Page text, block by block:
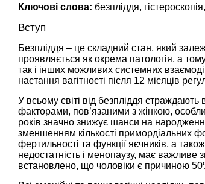
Ключові слова: безпліддя,
Вступ
Безпліддя – це складний стан, який
проявляється як окрема патологія, а
так і інших можливих системних
настання вагітності після 12 місяців
У всьому світі від безпліддя
факторами, пов’язаними з жінкою,
років значно знижує шанси на
зменшенням кількості примордіальних
фертильності та функції яєчників, а
недостатність і менопаузу, має важливе
встановлено, що чоловіки є причиною